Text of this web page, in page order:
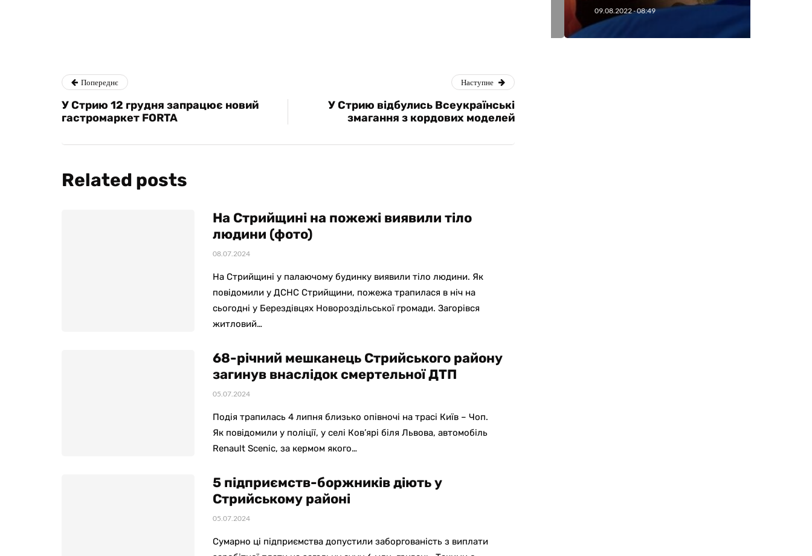
09.08.2022- 08:49
Попереднє
У Стрию 12 грудня запрацює новий
гастромаркет FORTA
Наступне
У Стрию відбулись Всеукраїнські
змагання з кордових моделей
Related posts
На Стрийщині на пожежі виявили тіло
людини (фото)
08.07.2024
На Стрийщині у палаючому будинку виявили тіло людини. Як
повідомили у ДСНС Стрийщини, пожежа трапилася в ніч на
сьогодні у Берездівцях Новороздільської громади. Загорівся
житловий…
68-річний мешканець Стрийського району
загинув внаслідок смертельної ДТП
05.07.2024
Подія трапилась 4 липня близько опівночі на трасі Київ – Чоп.
Як повідомили у поліції, у селі Ков’ярі біля Львова, автомобіль
Renault Scenic, за кермом якого…
5 підприємств-боржників діють у
Стрийському районі
05.07.2024
Сумарно ці підприємства допустили заборгованість з виплати